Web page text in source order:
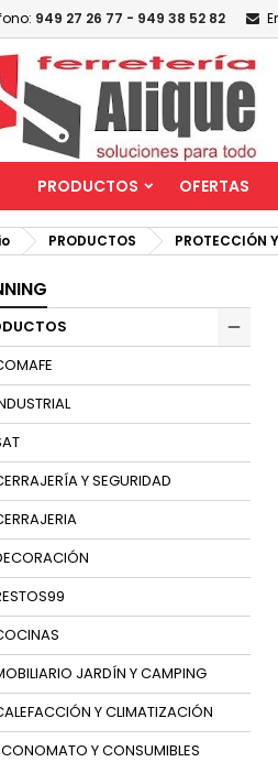
949 27 26 77 - 949 38 52 82
PRODUCTOS OFERTAS
PRODUCTOS PROTECCIÓN
Y SEGURIDAD
JARDÍN Y CAMPING
Y CLIMATIZACIÓN
Y CONSUMIBLES